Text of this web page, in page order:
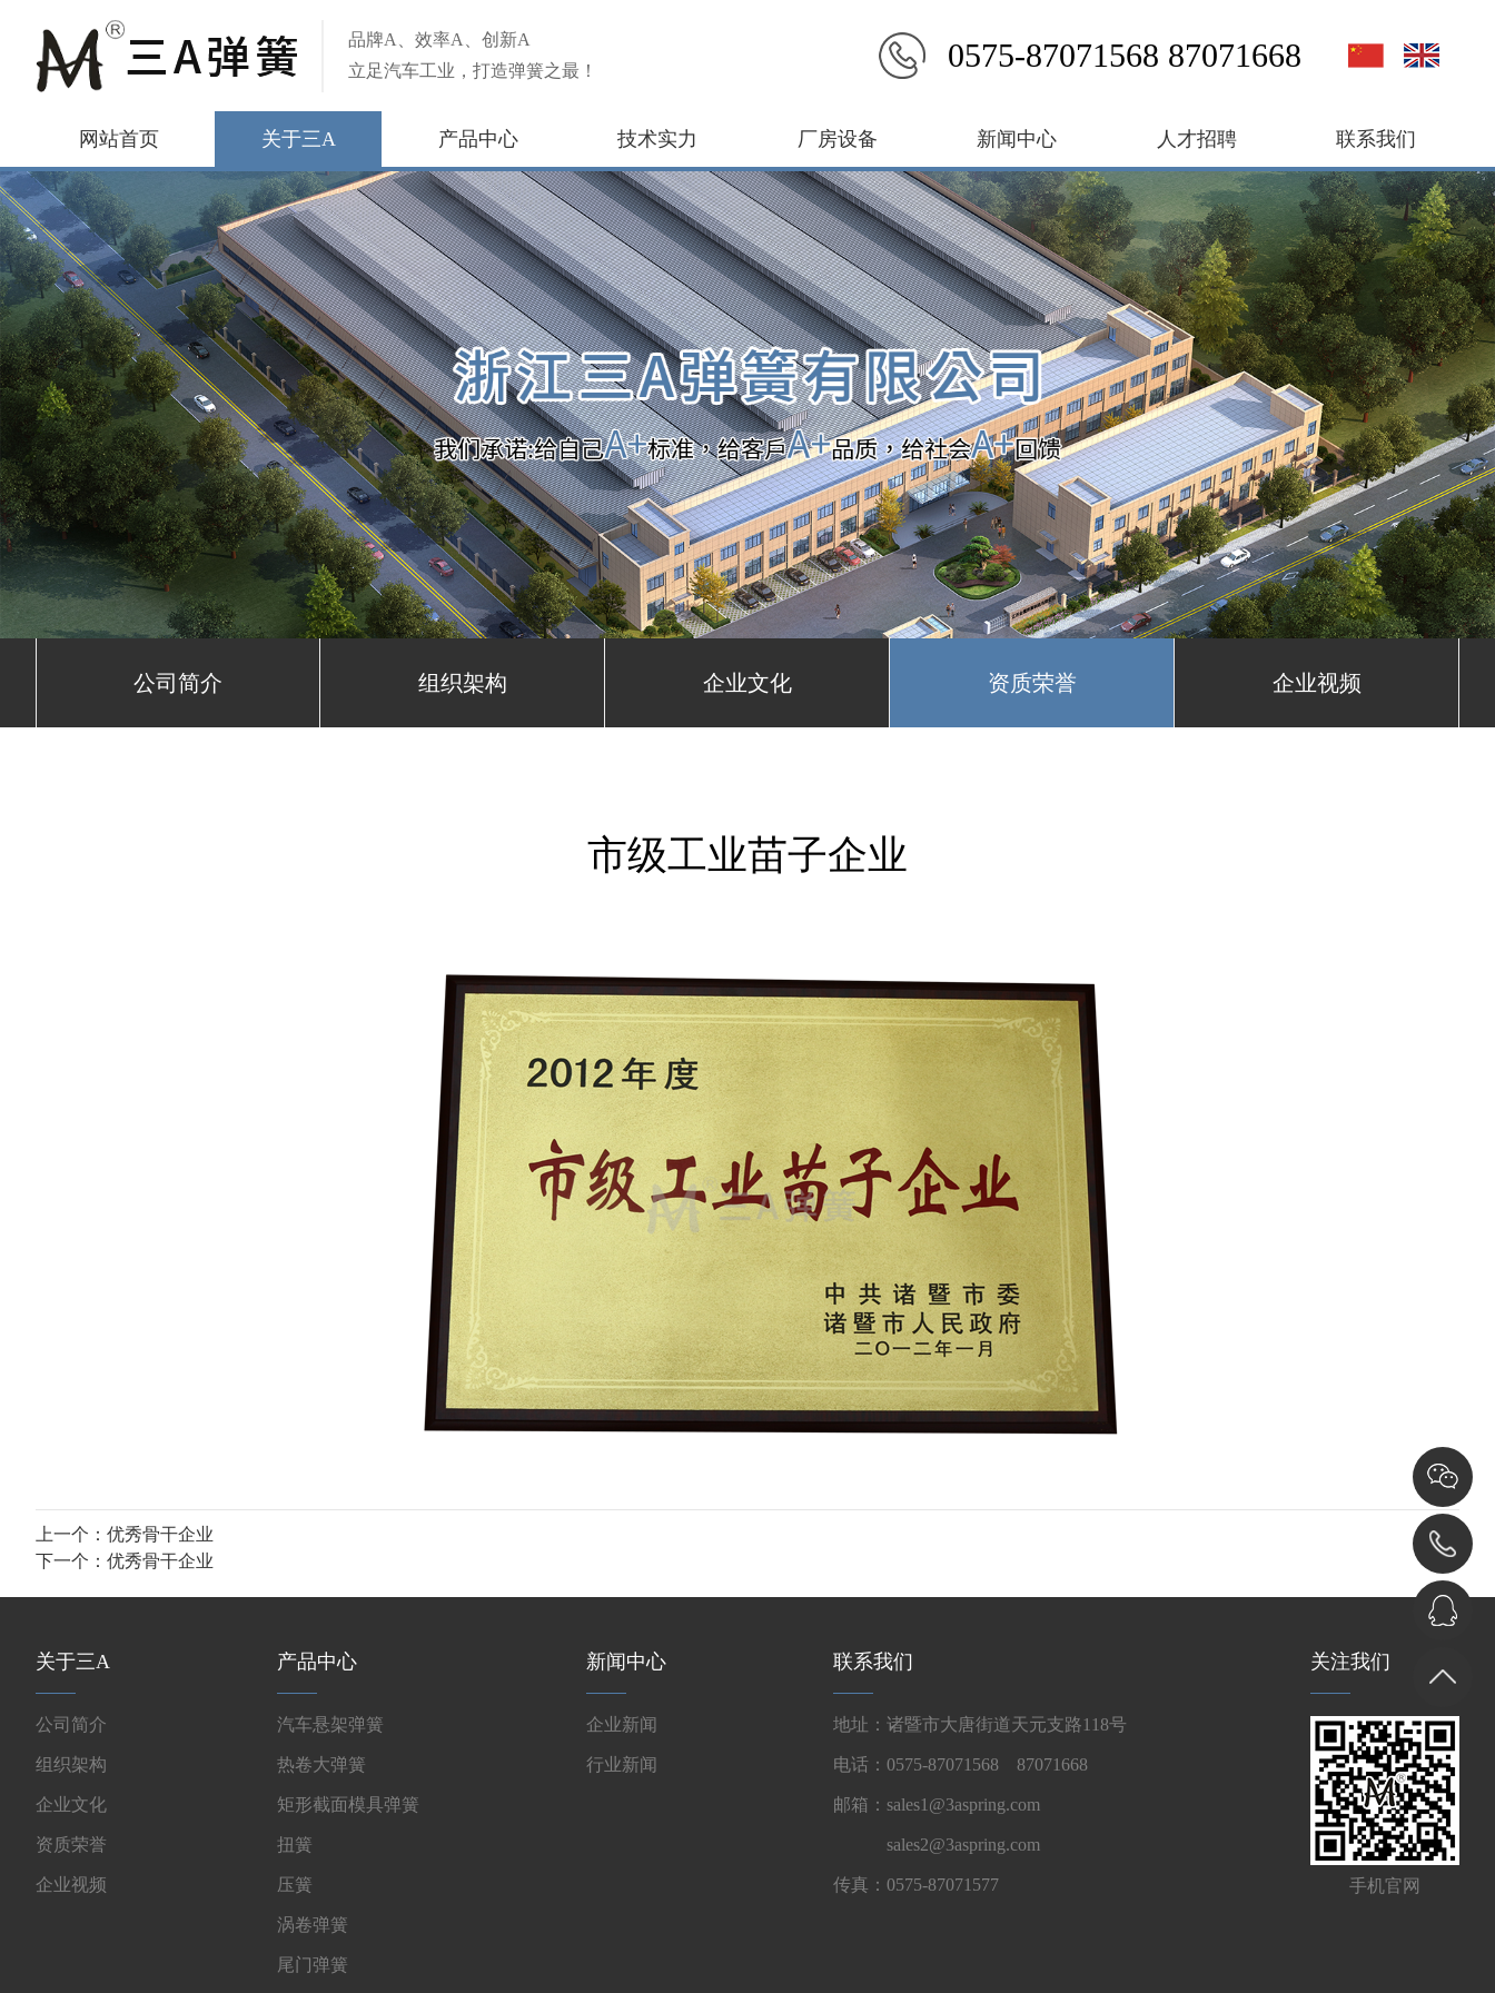
品牌A、效率A、创新A
立足汽车工业，打造弹簧之最！
0575-87071568 87071668
网站首页 关于三A 产品中心 技术实力 厂房设备 新闻中心 人才招聘 联系我们
公司简介 组织架构 企业文化 资质荣誉 企业视频
市级工业苗子企业
上一个： 优秀骨干企业
下一个： 优秀骨干企业
关于三A
公司简介
组织架构
企业文化
资质荣誉
企业视频
产品中心
汽车悬架弹簧
热卷大弹簧
矩形截面模具弹簧
扭簧
压簧
涡卷弹簧
尾门弹簧
新闻中心
企业新闻
行业新闻
联系我们
地址：诸暨市大唐街道天元支路118号
电话：0575-87071568 87071668
邮箱：sales1@3aspring.com
sales2@3aspring.com
传真：0575-87071577
关注我们
手机官网